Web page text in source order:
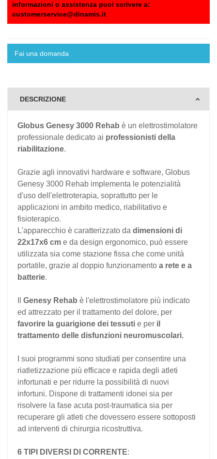
informazioni o assistenza puoi scrivere a:
customerservice@dinamis.it
Fai una domanda
DESCRIZIONE
Globus Genesy 3000 Rehab è un elettrostimolatore
professionale dedicato ai professionisti della
riabilitazione.
Grazie agli innovativi hardware e software, Globus
Genesy 3000 Rehab implementa le potenzialità
d'uso dell'elettroterapia, soprattutto per le
applicazioni in ambito medico, riabilitativo e
fisioterapico.
L'apparecchio è caratterizzato da dimensioni di
22x17x6 cm e da design ergonomico, può essere
utilizzata sia come stazione fissa che come unità
portatile, grazie al doppio funzionamento a rete e a
batterie.
Genesy Rehab è l'elettrostimolatore più indicato
ed attrezzato per il trattamento del dolore, per
favorire la guarigione dei tessuti e per il
trattamento delle disfunzioni neuromuscolari.
I suoi programmi sono studiati per consentire una
riatletizzazione più efficace e rapida degli atleti
infortunati e per ridurre la possibilità di nuovi
infortuni. Dispone di trattamenti idonei sia per
risolvere la fase acuta post-traumatica sia per
recuperare gli atleti che dovessero essere sottoposti
ad interventi di chirurgia ricostruttiva.
6 TIPI DIVERSI DI CORRENTE: